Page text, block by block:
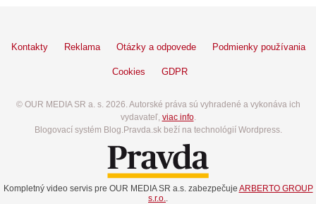
Kontakty Reklama Otázky a odpovede Podmienky používania
Cookies GDPR
© OUR MEDIA SR a. s. 2026. Autorské práva sú vyhradené a vykonáva ich
vydavateľ, viac info.
Blogovací systém Blog.Pravda.sk beží na technológií Wordpress.
Kompletný video servis pre OUR MEDIA SR a.s. zabezpečuje ARBERTO GROUP
s.r.o..